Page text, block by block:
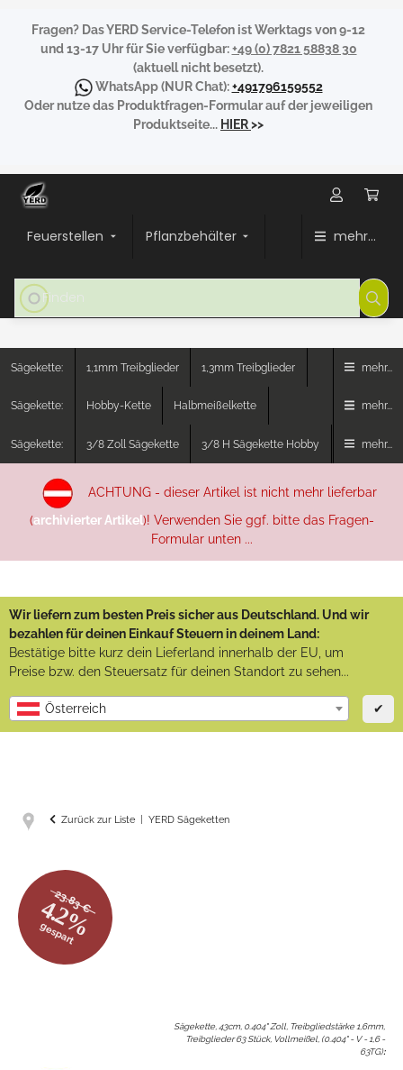
Fragen? Das YERD Service-Telefon ist Werktags von 9-12
und 13-17 Uhr für Sie verfügbar:+49 (0) 7821 58838 30
(aktuell nicht besetzt).
WhatsApp(NUR Chat):+491796159552
Oder nutze das Produktfragen-Formular auf der jeweiligen
Produktseite... HIER>>
Feuerstellen Pflanzbehälter mehr...
Sägekette: 1,1mm Treibglieder 1,3mm Treibglieder mehr...
Sägekette: Hobby-Kette Halbmeißelkette mehr...
Sägekette: 3/8 Zoll Sägekette 3/8 H Sägekette Hobby mehr...
ACHTUNG - dieser Artikel ist nicht mehr lieferbar
(archivierter Artikel)! Verwenden Sie ggf. bitte das Fragen-
Formular unten ...
Wir liefern zum besten Preis sicher aus Deutschland. Und wir
bezahlen für deinen Einkauf Steuern in deinem Land:
Bestätige bitte kurz dein Lieferland innerhalb der EU, um
Preise bzw. den Steuersatz für deinen Standort zu sehen...
Österreich ✔
Zurück zur Liste YERD Sägeketten
23.83 €
4.2%
gespart
Sägekette, 43cm, 0.404" Zoll, Treibgliedstärke 1,6mm,
Treibglieder 63 Stück, Vollmeißel, (0.404" - V - 1,6 -
63TG):